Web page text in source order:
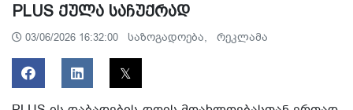
PLUS ქულა საჩუქრად
03/06/2026 16:32:00 საზოგადოება, რეკლამა